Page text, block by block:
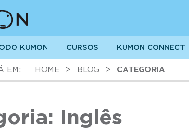
KUMON CURSOS KUMON CONNECT
EM: HOME > BLOG > CATEGORIA
Inglês